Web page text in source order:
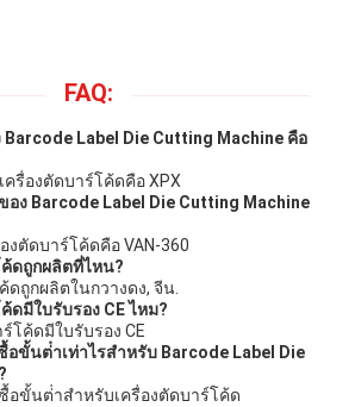
FAQ:
Label Die Cutting Machine คือ
รื่องตัดบาร์โค้ดคือ XPX
อง Barcode Label Die Cutting Machine
งตัดบาร์โค้ดคือ VAN-360
ค้ดถูกผลิตที่ไหน?
ดถูกผลิตในกวางดง, จีน.
ดมีใบรับรอง CE ไหม?
โค้ดมีใบรับรอง CE
อขั้นต่ําเท่าไรสําหรับ Barcode Label Die
อขั้นต่ําสําหรับเครื่องตัดบาร์โค้ด